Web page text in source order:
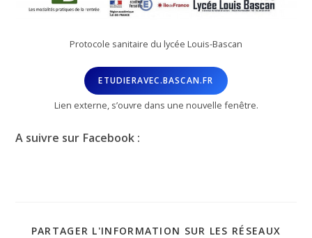
Protocole sanitaire du lycée Louis-Bascan
ETUDIERAVEC.BASCAN.FR
Lien externe, s’ouvre dans une nouvelle fenêtre.
A suivre sur Facebook :
PARTAGER L'INFORMATION SUR LES RÉSEAUX